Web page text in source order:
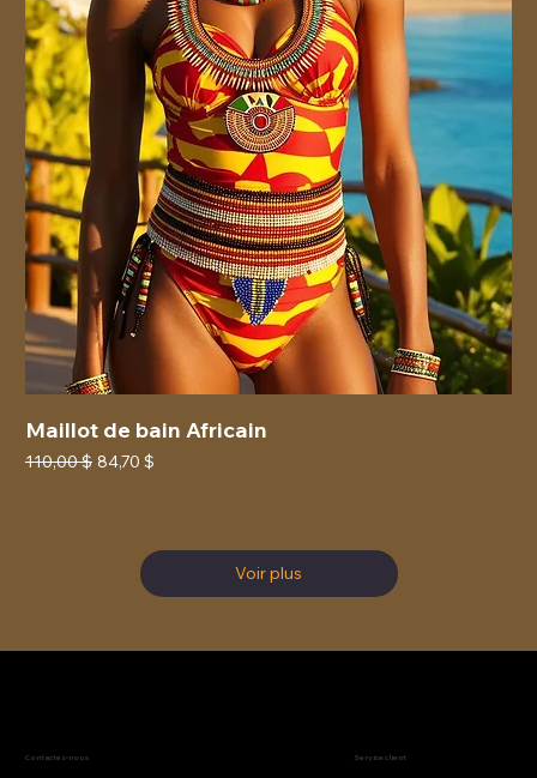
Maillot de bain Africain
Prix original
110,00 $ Prix promotionnel
84,70 $
Voir plus
Contactez-nous Service client